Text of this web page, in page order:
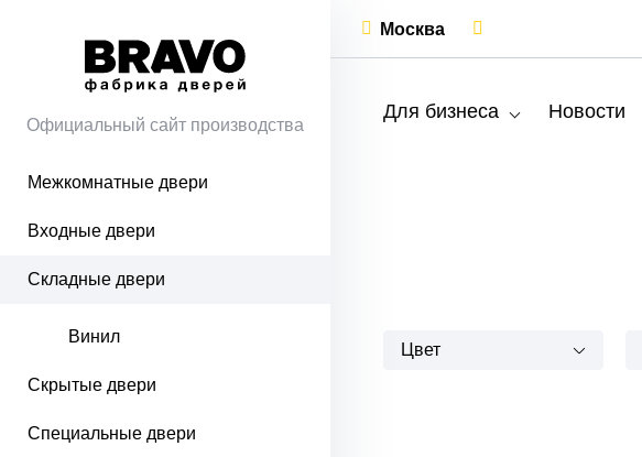
Официальный сайт производства
Межкомнатные двери
Входные двери
Складные двери
Винил
Скрытые двери
Специальные двери
Москва
Для бизнеса Новости
Цвет